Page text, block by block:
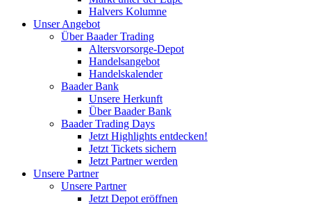
Halvers Kolumne
Unser Angebot
Über Baader Trading
Altersvorsorge-Depot
Handelsangebot
Handelskalender
Baader Bank
Unsere Herkunft
Über Baader Bank
Baader Trading Days
Jetzt Highlights entdecken!
Jetzt Tickets sichern
Jetzt Partner werden
Unsere Partner
Unsere Partner
Jetzt Depot eröffnen